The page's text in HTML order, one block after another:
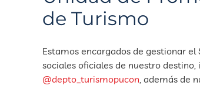
de Turismo
Estamos encargados de gestionar
sociales oficiales de nuestro destino,
@depto_turismopucon, además de